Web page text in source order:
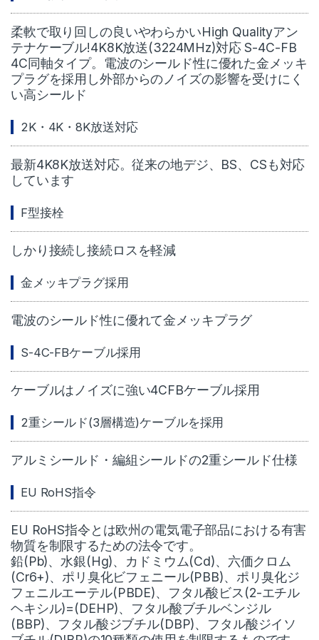
柔軟で取り回しの良いやわらかいHigh Qualityアン
テナケーブル!4K8K放送(3224MHz)対応 S-4C-FB
4C同軸タイプ。電波のシールド性に優れた金メッキ
プラグを採用し外部からのノイズの影響を受けにく
い高シールド
2K・4K・8K放送対応
最新4K8K放送対応。従来の地デジ、BS、CSも対応
しています
F型接栓
しかり接続し接続ロスを軽減
金メッキプラグ採用
電波のシールド性に優れて金メッキプラグ
S-4C-FBケーブル採用
ケーブルはノイズに強い4CFBケーブル採用
2重シールド(3層構造)ケーブルを採用
アルミシールド・編組シールドの2重シールド仕様
EU RoHS指令
EU RoHS指令とは欧州の電気電子部品における有害
物質を制限するための法令です。
鉛(Pb)、水銀(Hg)、カドミウム(Cd)、六価クロム
(Cr6+)、ポリ臭化ビフェニール(PBB)、ポリ臭化ジ
フェニルエーテル(PBDE)、フタル酸ビス(2-エチル
ヘキシル)=(DEHP)、フタル酸ブチルベンジル
(BBP)、フタル酸ジブチル(DBP)、フタル酸ジイソ